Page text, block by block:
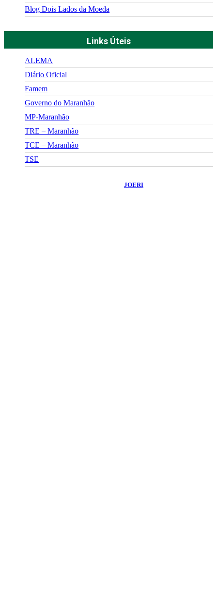
Blog Dois Lados da Moeda
Links Úteis
ALEMA
Diário Oficial
Famem
Governo do Maranhão
MP-Maranhão
TRE – Maranhão
TCE – Maranhão
TSE
JOERI